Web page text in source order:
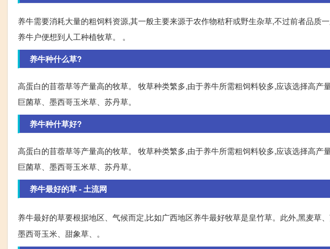
养牛需要消耗大量的粗饲料资源,其一般主要来源于农作物秸秆或野生杂草,不过前者品质
养牛户便想到人工种植牧草。 。
养牛种什么草?
高蛋白的苜蓿草等产量高的牧草。 牧草种类繁多,由于养牛所需粗饲料较多,应该选择高产
巨菌草、墨西哥玉米草、苏丹草。
养牛种什草好?
高蛋白的苜蓿草等产量高的牧草。 牧草种类繁多,由于养牛所需粗饲料较多,应该选择高产
巨菌草、墨西哥玉米草、苏丹草。
养牛最好的草 - 土流网
养牛最好的草要根据地区、气候而定,比如广西地区养牛最好牧草是皇竹草。此外,黑麦草、
墨西哥玉米、甜象草、。